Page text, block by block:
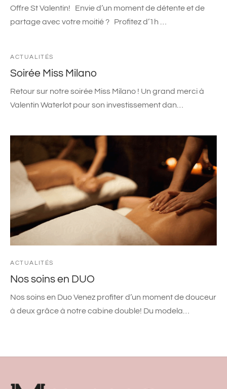
Offre St Valentin! Envie d’un moment de détente et de
partage avec votre moitié ? Profitez d’1h …
ACTUALITÉS
Soirée Miss Milano
Retour sur notre soirée Miss Milano ! Un grand merci à
Valentin Waterlot pour son investissement dan…
ACTUALITÉS
Nos soins en DUO
Nos soins en Duo Venez profiter d’un moment de douceur
à deux grâce à notre cabine double! Du modela…